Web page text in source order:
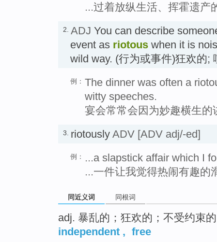
...过着放纵生活、挥霍遗产
2. ADJ You can describe
event as riotous when it is
wild way. (行为或事件)狂欢的;
例： The dinner was often a
witty speeches.
宴会常常会因为妙趣横生
3. riotously ADV [ADV adj/-ed]
例：
...a slapstick affair which I
...一件让我觉得热闹有趣的
同近义词 同根词
adj. 暴乱的；狂欢的；不受约束
independent , free